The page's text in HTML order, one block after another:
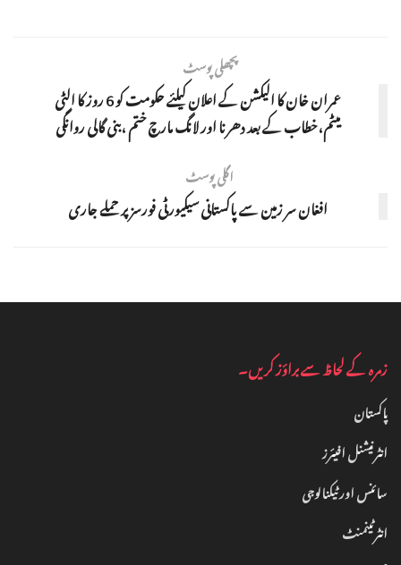
پچھلی پوسٹ
عمران خان کا الیکشن کے اعلان کیلئے حکومت کو 6 روز کا الٹی
میٹم،خطاب کے بعد دھرنا اور لانگ مارچ ختم ،بنی گالی روانگی
اگلی پوسٹ
افغان سر زمین سے پاکستانی سیکیورٹی فورسز پر حملے جاری
زمرہ کے لحاظ سے براؤز کریں۔
پاکستان
انٹرنیشنل افیئرز
سائنس اور ٹیکنالوجی
انٹرٹینمنٹ‎